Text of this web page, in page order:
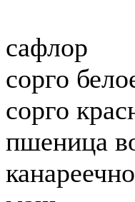
сафлор
сорго
сорго
пшеница